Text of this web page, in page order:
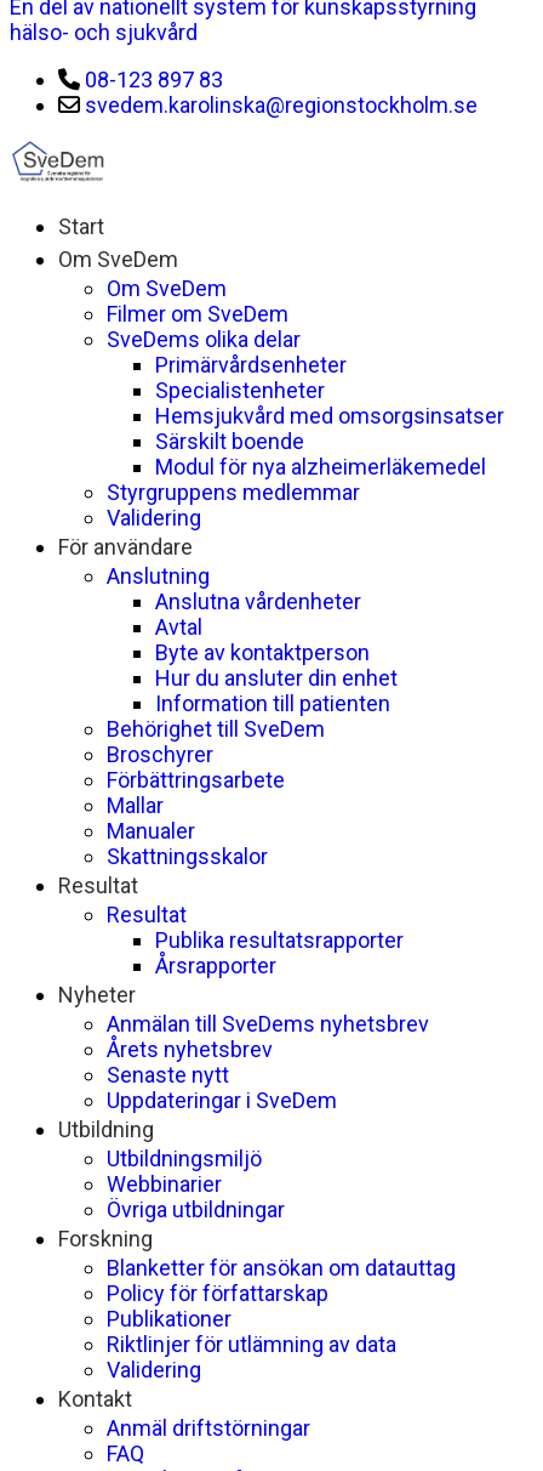
En del av nationellt system för kunskapsstyrning
hälso- och sjukvård
08-123 897 83
svedem.karolinska@regionstockholm.se
Start
Om SveDem
Om SveDem
Filmer om SveDem
SveDems olika delar
Primärvårdsenheter
Specialistenheter
Hemsjukvård med omsorgsinsatser
Särskilt boende
Modul för nya alzheimerläkemedel
Styrgruppens medlemmar
Validering
För användare
Anslutning
Anslutna vårdenheter
Avtal
Byte av kontaktperson
Hur du ansluter din enhet
Information till patienten
Behörighet till SveDem
Broschyrer
Förbättringsarbete
Mallar
Manualer
Skattningsskalor
Resultat
Resultat
Publika resultatsrapporter
Årsrapporter
Nyheter
Anmälan till SveDems nyhetsbrev
Årets nyhetsbrev
Senaste nytt
Uppdateringar i SveDem
Utbildning
Utbildningsmiljö
Webbinarier
Övriga utbildningar
Forskning
Blanketter för ansökan om datauttag
Policy för författarskap
Publikationer
Riktlinjer för utlämning av data
Validering
Kontakt
Anmäl driftstörningar
FAQ